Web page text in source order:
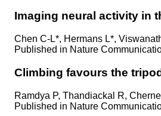
Imaging neural activity in
Chen C-L*, Hermans L*,
Published in Nature
Climbing favours the
Ramdya P, Thandiackal R,
Published in Nature